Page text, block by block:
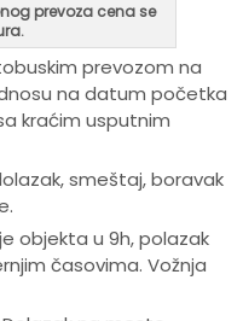
prevoza cena se
prevozom na
na datum početka
kraćim usputnim
smeštaj, boravak
objekta u 9h, polazak
časovima. Vožnja